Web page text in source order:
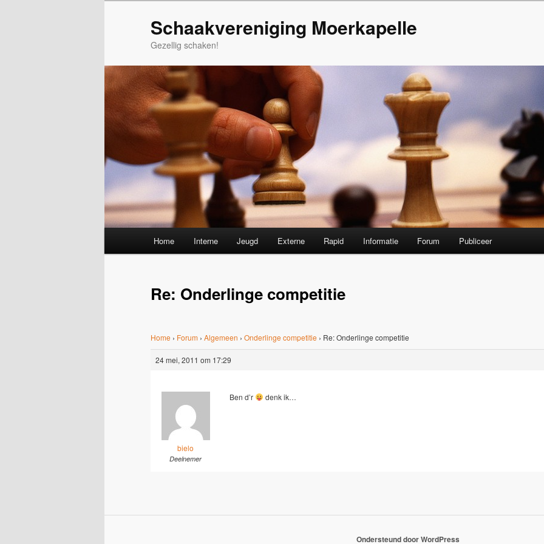
Schaakvereniging Moerkapelle
Gezellig schaken!
Home Interne Jeugd Externe Rapid Informatie Forum Publiceer
Re: Onderlinge competitie
Home › Forum › Algemeen › Onderlinge competitie › Re: Onderlinge competitie
24 mei, 2011 om 17:29
bielo
Deelnemer
Ben d’r denk ik…
Ondersteund door WordPress